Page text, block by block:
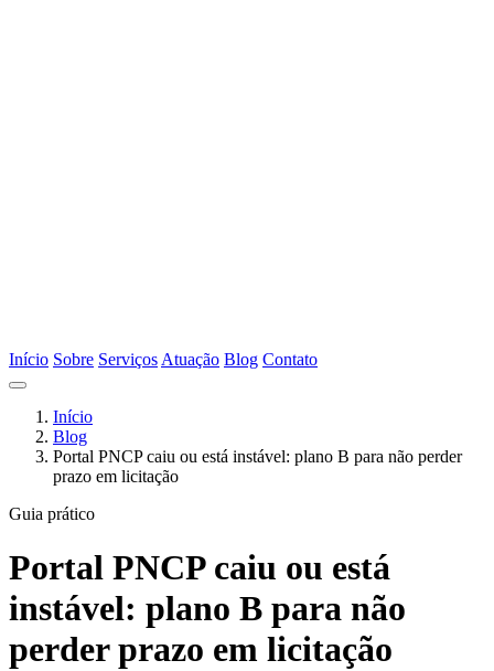
Início Sobre Serviços Atuação Blog Contato
Início
Blog
Portal PNCP caiu ou está instável: plano B para não perder
prazo em licitação
Guia prático
Portal PNCP caiu ou está
instável: plano B para não
perder prazo em licitação